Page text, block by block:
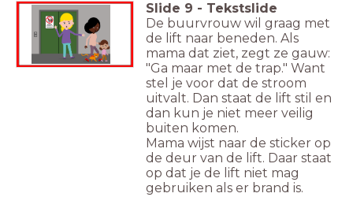
Slide 9 - Tekstslide
De buurvrouw wil graag met
de lift naar beneden. Als
mama dat ziet, zegt ze gauw:
"Ga maar met de trap." Want
stel je voor dat de stroom
uitvalt. Dan staat de lift stil en
dan kun je niet meer veilig
buiten komen.
Mama wijst naar de sticker op
de deur van de lift. Daar staat
op dat je de lift niet mag
gebruiken als er brand is.